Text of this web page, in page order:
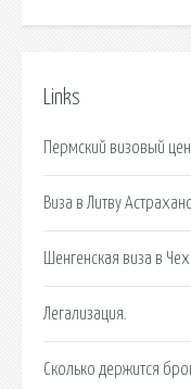
Links
Пермский визовый
Виза в Литву
Шенгенская виза в
Легализация.
Сколько держится